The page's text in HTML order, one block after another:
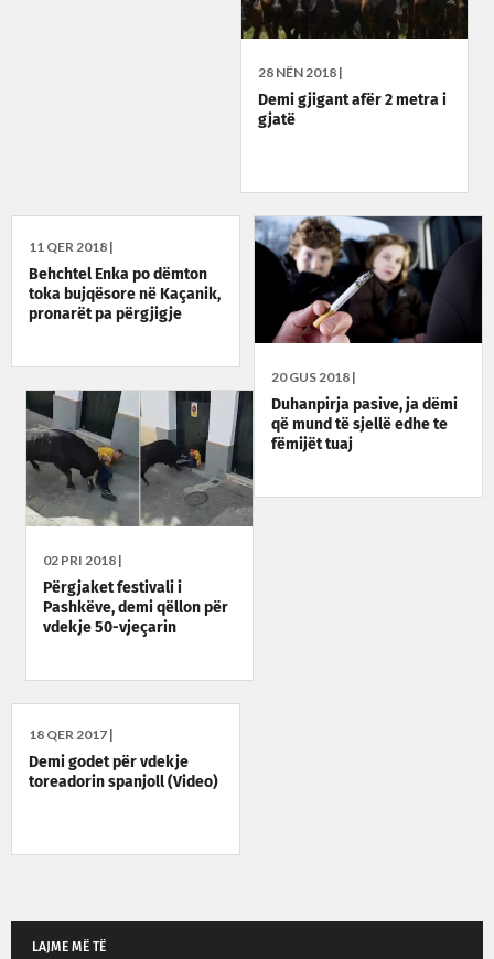
28 NËN 2018 |
Demi gjigant afër 2 metra i
gjatë
20 GUS 2018 |
Duhanpirja pasive, ja dëmi
që mund të sjellë edhe te
fëmijët tuaj
11 QER 2018 |
Behchtel Enka po dëmton
toka bujqësore në Kaçanik,
pronarët pa përgjigje
02 PRI 2018 |
Përgjaket festivali i
Pashkëve, demi qëllon për
vdekje 50-vjeçarin
18 QER 2017 |
Demi godet për vdekje
toreadorin spanjoll (Video)
LAJME MË TË